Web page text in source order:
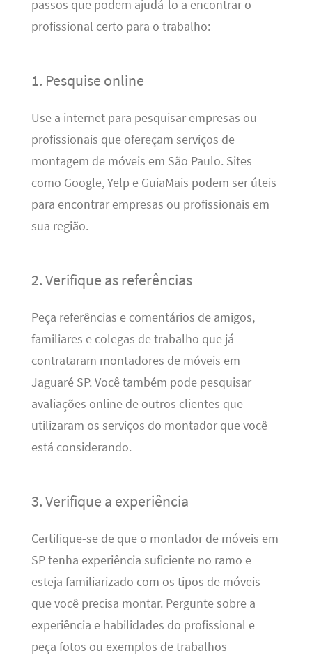
passos que podem ajudá-lo a encontrar o
profissional certo para o trabalho:
1. Pesquise online
Use a internet para pesquisar empresas ou
profissionais que ofereçam serviços de
montagem de móveis em São Paulo. Sites
como Google, Yelp e GuiaMais podem ser úteis
para encontrar empresas ou profissionais em
sua região.
2. Verifique as referências
Peça referências e comentários de amigos,
familiares e colegas de trabalho que já
contrataram montadores de móveis em
Jaguaré SP. Você também pode pesquisar
avaliações online de outros clientes que
utilizaram os serviços do montador que você
está considerando.
3. Verifique a experiência
Certifique-se de que o montador de móveis em
SP tenha experiência suficiente no ramo e
esteja familiarizado com os tipos de móveis
que você precisa montar. Pergunte sobre a
experiência e habilidades do profissional e
peça fotos ou exemplos de trabalhos